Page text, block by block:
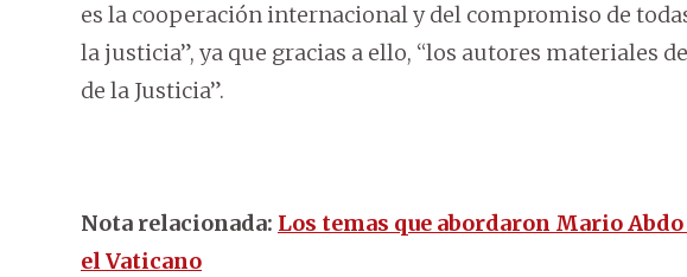
es la cooperación internacional y del compromiso de
la justicia”, ya que gracias a ello, “los autores materiales
de la Justicia”.
Nota relacionada: Los temas que abordaron Mario
el Vaticano